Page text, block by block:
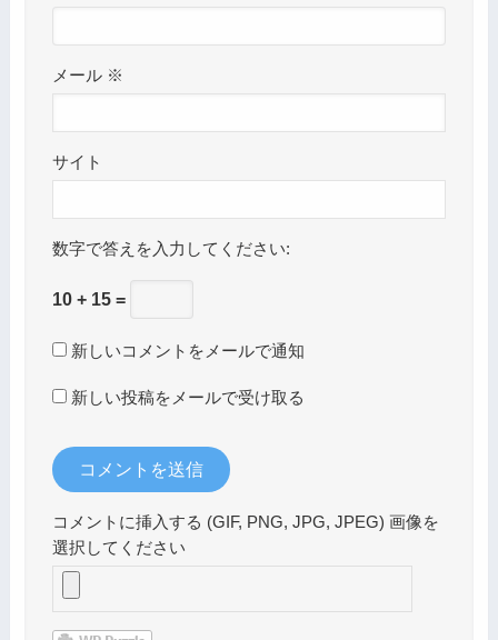
メール ※
サイト
数字で答えを入力してください:
10 + 15 =
新しいコメントをメールで通知
新しい投稿をメールで受け取る
コメントに挿入する (GIF, PNG, JPG, JPEG) 画像を
選択してください